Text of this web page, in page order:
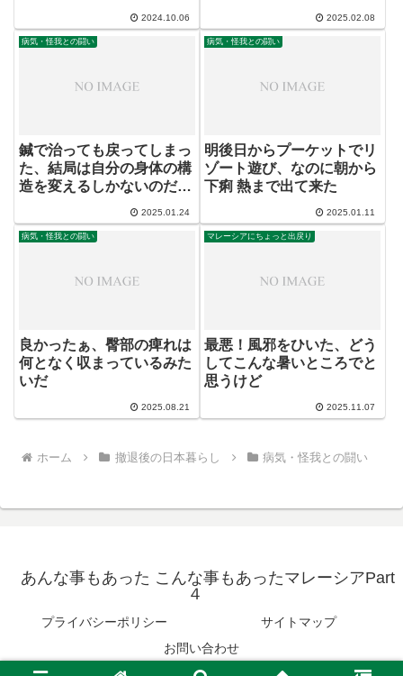
2024.10.06 2025.02.08
病気・怪我との闘い
鍼で治っても戻ってしまっ
た、結局は自分の身体の構
造を変えるしかないのだろ
2025.01.24
病気・怪我との闘い
明後日からプーケットでリ
ゾート遊び、なのに朝から
下痢 熱まで出て来た
2025.01.11
病気・怪我との闘い
良かったぁ、臀部の痺れは
何となく収まっているみた
いだ
2025.08.21
マレーシアにちょっと出戻り
最悪！風邪をひいた、どう
してこんな暑いところでと
思うけど
2025.11.07
ホーム 撤退後の日本暮らし 病気・怪我との闘い
あんな事もあった こんな事もあったマレーシアPart
４
プライバシーポリシー
サイトマップ
お問い合わせ